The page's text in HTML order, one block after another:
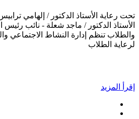
تحت رعاية الأستاذ الدكتور / إلهامي
الأستاذ الدكتور / ماجد شعلة - نائب رئيس
والطلاب تنظم إدارة النشاط الاجتماعي
لرعاية الطلاب
إقرأ المزيد